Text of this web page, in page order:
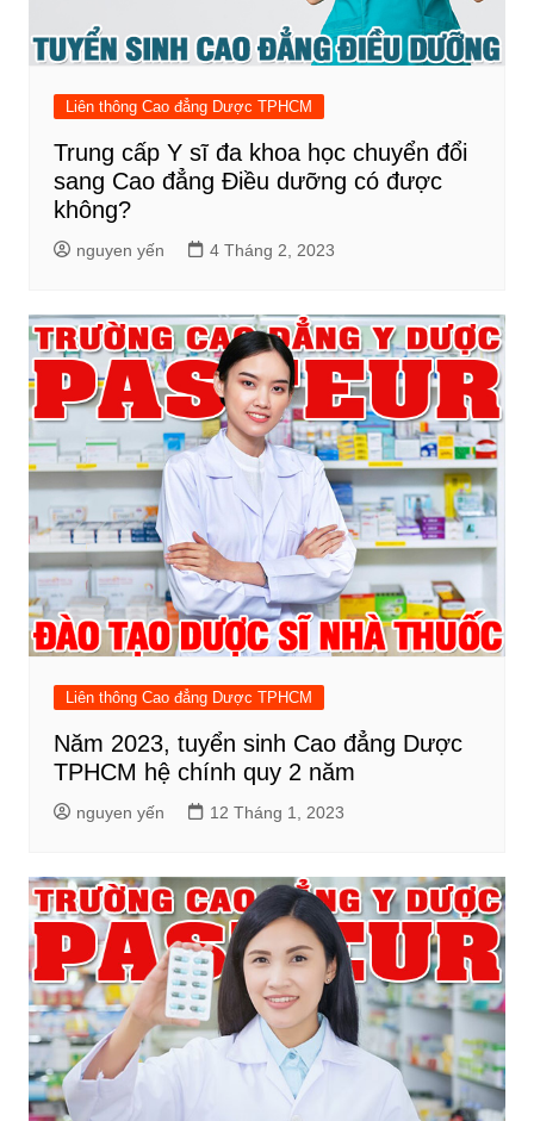
Liên thông Cao đẳng Dược TPHCM
Trung cấp Y sĩ đa khoa học chuyển đổi
sang Cao đẳng Điều dưỡng có được
không?
nguyen yến 4 Tháng 2, 2023
Liên thông Cao đẳng Dược TPHCM
Năm 2023, tuyển sinh Cao đẳng Dược
TPHCM hệ chính quy 2 năm
nguyen yến 12 Tháng 1, 2023